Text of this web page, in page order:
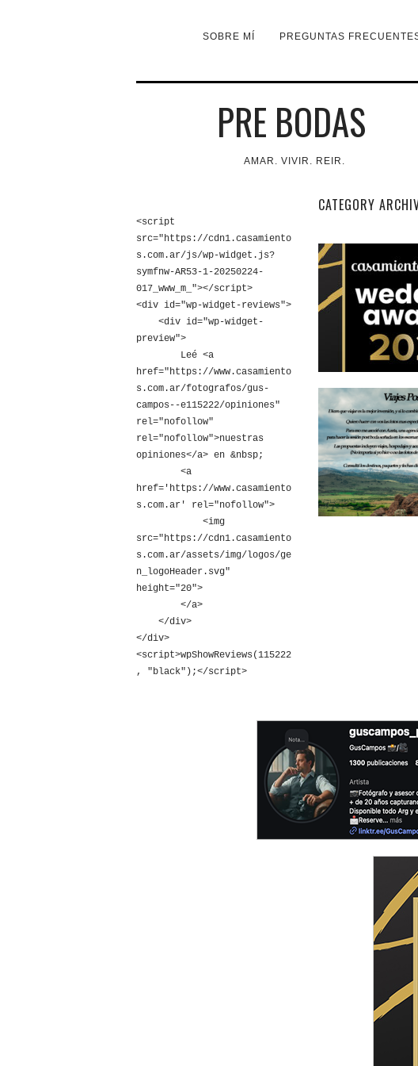
SOBRE MÍ PREGUNTAS
PRE BODAS
AMAR. VIVIR. REIR.
<script
src="https://cdn1.casamiento
s.com.ar/js/wp-widget.js?
symfnw-AR53-1-20250224-
017_www_m_"></script>
<div id="wp-widget-reviews">
preview">
href="https://www.casamiento
s.com.ar/fotografos/gus-
campos--e115222/opiniones"
rel="nofollow"
rel="nofollow">nuestras
opiniones</a> en &nbsp;
href='https://www.casamiento
s.com.ar' rel="nofollow">
src="https://cdn1.casamiento
s.com.ar/assets/img/logos/ge
n_logoHeader.svg"
height="20">
</div>
<script>wpShowReviews(115222
CATEGORY